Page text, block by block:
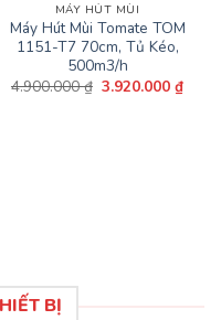
MÁY HÚT MÙI
Máy Hút Mùi Tomate TOM
1151-T7 70cm, Tủ Kéo,
500m3/h
4.900.000₫ Giá
3.920.000₫Giá
BỊ